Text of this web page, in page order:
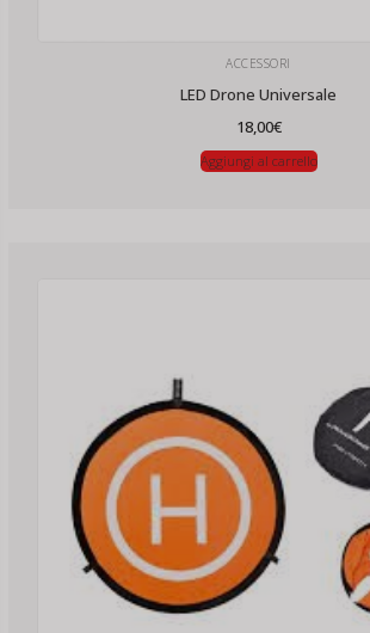
ACCESSORI
LED Drone Universale
18,00€
Aggiungi al carrello